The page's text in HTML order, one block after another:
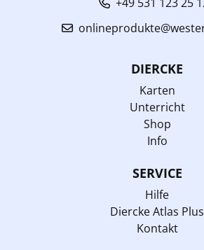
DIERCKE
Karten
Unterricht
Shop
Info
SERVICE
Hilfe
Diercke Atlas Plus
Kontakt